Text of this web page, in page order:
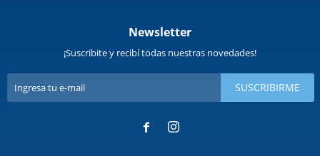
Newsletter
¡Suscribite y recibí todas nuestras novedades!
SUSCRIBIRME
 